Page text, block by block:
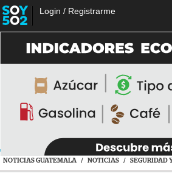
Login / Registrarme
NOTICIAS GUATEMALA / NOTICIAS / SEGURIDAD